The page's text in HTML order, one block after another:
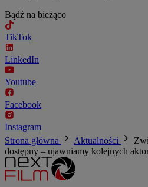
Bądź na bieżąco
TikTok
LinkedIn
Youtube
Facebook
Instagram
Strona główna
Aktualności
dostępny – ujawniamy kolejnych